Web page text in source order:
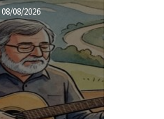
08/08/2026